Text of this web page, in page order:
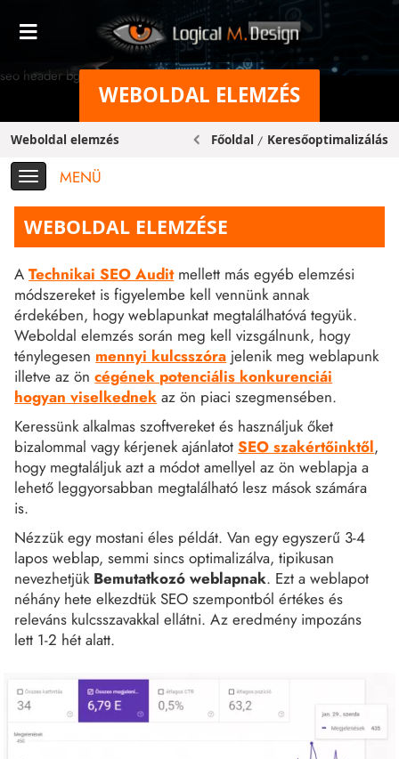
seo header bg original
WEBOLDAL ELEMZÉS
Weboldal elemzés Főoldal / Keresőoptimalizálás
MENÜ
WEBOLDAL ELEMZÉSE
ATechnikai SEO Auditmellett más egyéb elemzési
módszereket is figyelembe kell vennünk annak
érdekében, hogy weblapunkat megtalálhatóvá tegyük.
Weboldal elemzés során meg kell vizsgálnunk, hogy
ténylegesen mennyi kulcsszóra jelenik meg weblapunk
illetve az öncégének potenciális konkurenciái
hogyan viselkednek az ön piaci szegmensében.
Keressünk alkalmas szoftvereket és használjuk őket
bizalommal vagy kérjenek ajánlatotSEO szakértőinktől,
hogy megtaláljuk azt a módot amellyel az ön weblapja a
lehető leggyorsabban megtalálható lesz mások számára
is.
Nézzük egy mostani éles példát. Van egy egyszerű 3-4
lapos weblap, semmi sincs optimalizálva, tipikusan
nevezhetjük Bemutatkozó weblapnak. Ezt a weblapot
néhány hete elkezdtük SEO szempontból értékes és
releváns kulcsszavakkal ellátni. Az eredmény impozáns
lett 1-2 hét alatt.